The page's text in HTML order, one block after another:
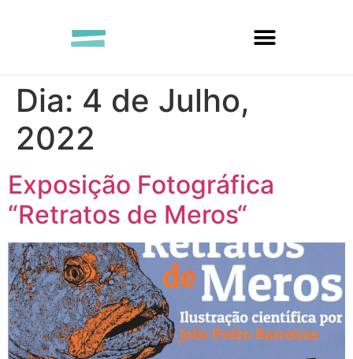
Dia: 4 de Julho,
2022
Exposição Fotográfica
“Retratos de Meros“